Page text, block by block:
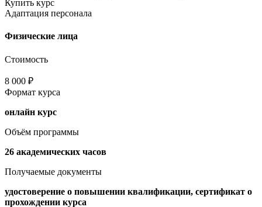
Купить курс
Адаптация персонала
Физические лица
Стоимость
8 000 ₽
Формат курса
онлайн курс
Объём программы
26 академических часов
Получаемые документы
удостоверение о повышении квалификации, сертификат о
прохождении курса